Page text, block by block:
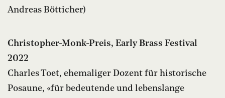
Andreas Bötticher)
Christopher-Monk-Preis, Early Brass Festival
2022
Charles Toet, ehemaliger Dozent für historische
Posaune, «für bedeutende und lebenslange